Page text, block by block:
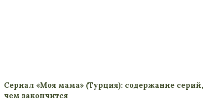
Сериал «Моя мама» (Турция): содержание серий,
чем закончится